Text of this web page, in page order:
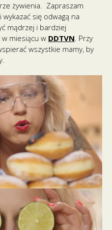
żywienia. Zapraszam
się odwagą na
mądrzej i bardziej
miesiącu w DDTVN. Przy
wszystkie mamy, by